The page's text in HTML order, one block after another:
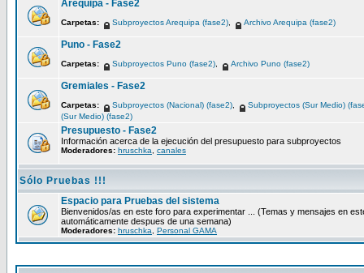
Arequipa - Fase2
Carpetas: Subproyectos Arequipa (fase2) Archivo Arequipa (fase2)
Puno - Fase2
Carpetas: Subproyectos Puno (fase2) Archivo Puno (fase2)
Gremiales - Fase2
Carpetas: Subproyectos (Nacional) (fase2)
Subproyectos (Sur Medio)
(Sur Medio) (fase2)
Presupuesto - Fase2
Información acerca de la ejecución del presupuesto para subproyectos
Moderadores: hruschka canales
Sólo Pruebas !!!
Espacio para Pruebas del sistema
Bienvenidos/as en este foro para experimentar ... (Temas y mensajes en
automáticamente despues de una semana)
Moderadores: hruschka Personal GAMA